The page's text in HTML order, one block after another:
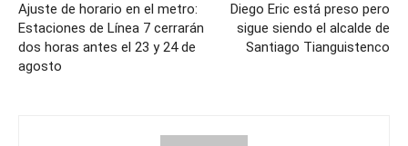
Ajuste de horario en el metro:
Estaciones de Línea 7 cerrarán
dos horas antes el 23 y 24 de
agosto
Diego Eric está preso pero
sigue siendo el alcalde de
Santiago Tianguistenco